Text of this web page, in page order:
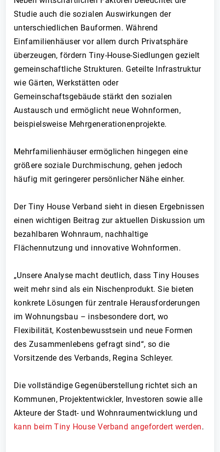
Studie auch die sozialen Auswirkungen der
unterschiedlichen Bauformen. Während
Einfamilienhäuser vor allem durch Privatsphäre
überzeugen, fördern Tiny-House-Siedlungen gezielt
gemeinschaftliche Strukturen. Geteilte Infrastruktur
wie Gärten, Werkstätten oder
Gemeinschaftsgebäude stärkt den sozialen
Austausch und ermöglicht neue Wohnformen,
beispielsweise Mehrgenerationenprojekte.
Mehrfamilienhäuser ermöglichen hingegen eine
größere soziale Durchmischung, gehen jedoch
häufig mit geringerer persönlicher Nähe einher.
Der Tiny House Verband sieht in diesen Ergebnissen
einen wichtigen Beitrag zur aktuellen Diskussion um
bezahlbaren Wohnraum, nachhaltige
Flächennutzung und innovative Wohnformen.
„Unsere Analyse macht deutlich, dass Tiny Houses
weit mehr sind als ein Nischenprodukt. Sie bieten
konkrete Lösungen für zentrale Herausforderungen
im Wohnungsbau – insbesondere dort, wo
Flexibilität, Kostenbewusstsein und neue Formen
des Zusammenlebens gefragt sind“, so die
Vorsitzende des Verbands, Regina Schleyer.
Die vollständige Gegenüberstellung richtet sich an
Kommunen, Projektentwickler, Investoren sowie alle
Akteure der Stadt- und Wohnraumentwicklung und
kann beim Tiny House Verband angefordert werden.